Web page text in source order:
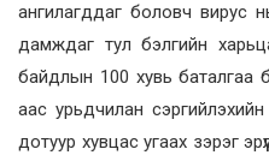
ангилагддаг боловч вирус
дамждаг тул бэлгийн
байдлын 100 хувь
аас урьдчилан
дотуур хувцас угаах зэрэг